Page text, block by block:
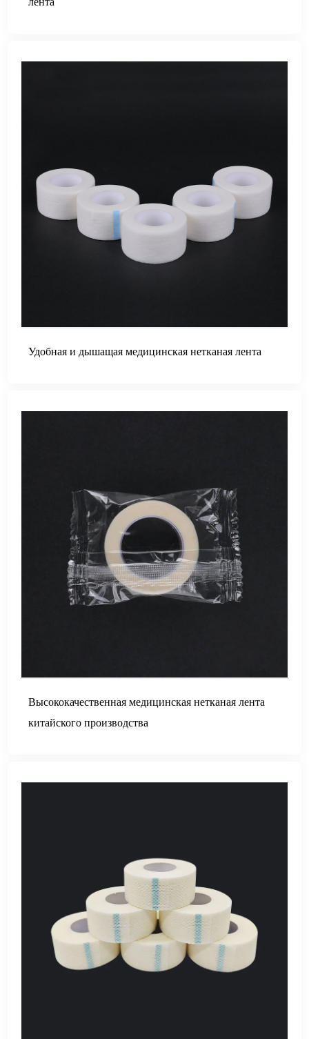
лента
Удобная и дышащая медицинская нетканая лента
Высококачественная медицинская нетканая лента
китайского производства